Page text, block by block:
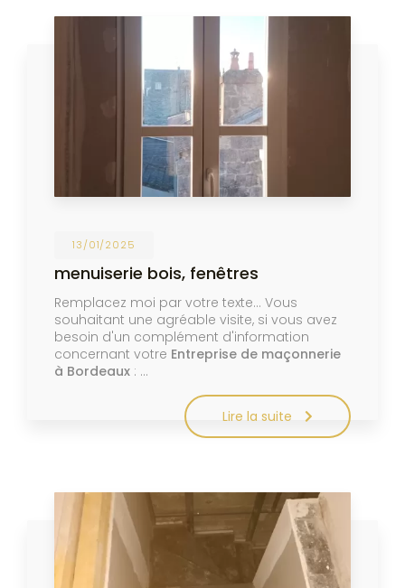
13/01/2025
menuiserie bois, fenêtres
Remplacez moi par votre texte... Vous
souhaitant une agréable visite, si vous avez
besoin d'un complément d'information
concernant votre Entreprise de maçonnerie
à Bordeaux : …
Lire la suite